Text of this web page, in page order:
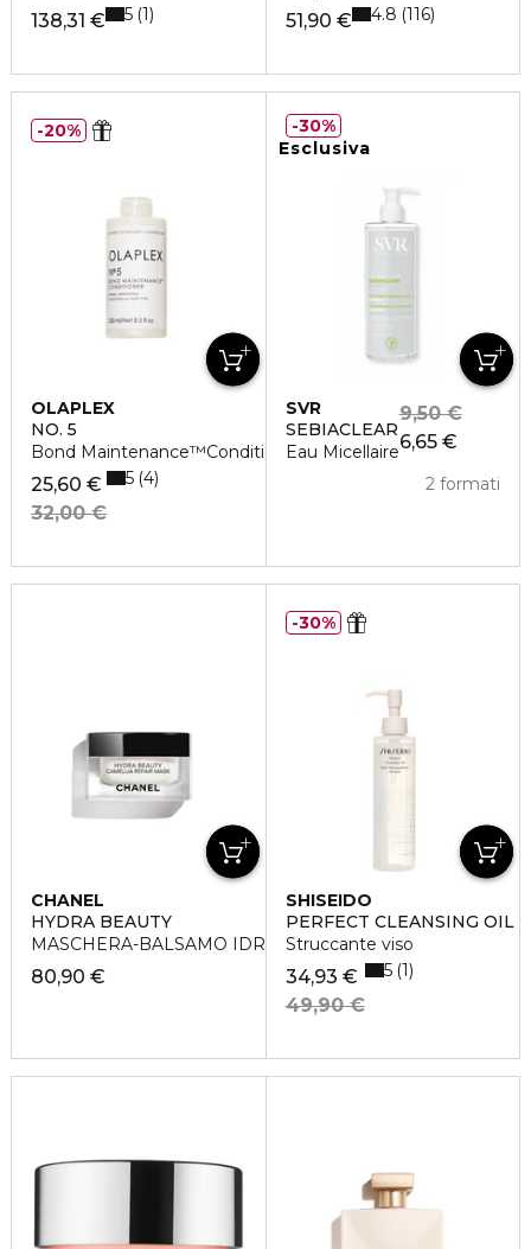
138,31 € 5 1 51,90 € 4.8 116
OLAPLEX
NO. 5
Bond Maintenance™Conditioner
25,60 €
32,00 €
5 4
20%
Esclusiva
SVR
SEBIACLEAR
Eau Micellaire6,65 €
9,50 €
2 formati
30%
CHANEL
HYDRA BEAUTY
MASCHERA-BALSAMO IDRATANTE RIPARATRICE
80,90 €
SHISEIDO
PERFECT CLEANSING OIL
Struccante viso
34,93 €
49,90 €
5 1
30%